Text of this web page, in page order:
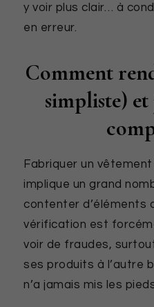
y voir plus clair… à
en erreur.
Comment
simpliste)
Fabriquer un
implique un grand
contenter d’éléments
vérification est
voir de fraudes,
ses produits à l’autre
n’a jamais mis les